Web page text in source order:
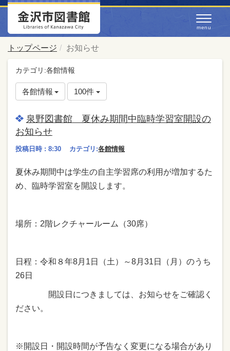
トップページ お知らせ
カテゴリ:各館情報
各館情報 100件
泉野図書館 夏休み期間中臨時学習室開設の
お知らせ
投稿日時 : 8:30 カテゴリ:各館情報
夏休み期間中は学生の自主学習席の利用が増加するた
め、臨時学習室を開設します。
場所：2階レクチャールーム（30席）
日程：令和８年8月1日（土）～8月31日（月）のうち
26日
開設日につきましては、お知らせをご確認く
ださい。
※開設日・開設時間が予告なく変更になる場合があり